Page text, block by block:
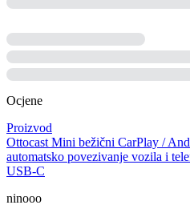
Ocjene
Proizvod
Ottocast Mini bežični CarPlay /
automatsko povezivanje vozila i
USB-C
ninooo